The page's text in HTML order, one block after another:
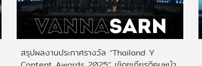
สรุปผลงานประกาศรางวัล “Thailand Y